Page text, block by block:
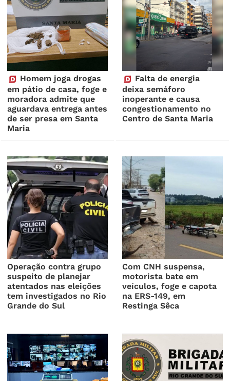
Homem joga drogas
em pátio de casa, foge e
moradora admite que
aguardava entrega antes
de ser presa em Santa
Maria
Falta de energia
deixa semáforo
inoperante e causa
congestionamento no
Centro de Santa Maria
Operação contra grupo
suspeito de planejar
atentados nas eleições
tem investigados no Rio
Grande do Sul
Com CNH suspensa,
motorista bate em
veículos, foge e capota
na ERS-149, em
Restinga Sêca